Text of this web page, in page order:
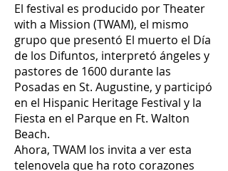
El festival es producido por Theater
with a Mission (TWAM), el mismo
grupo que presentó El muerto el Día
de los Difuntos, interpretó ángeles y
pastores de 1600 durante las
Posadas en St. Augustine, y participó
en el Hispanic Heritage Festival y la
Fiesta en el Parque en Ft. Walton
Beach.
Ahora, TWAM los invita a ver esta
telenovela que ha roto corazones